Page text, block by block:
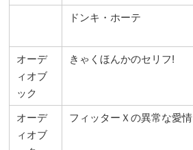
ドンキ・ホーテ
オーデ
ィオブ
ック
きゃくほんかのセリフ!
オーデ
ィオブ
フィッターＸの異常な愛情